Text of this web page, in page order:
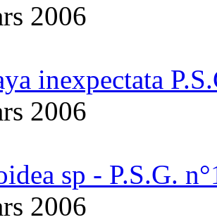
2006
inexpectata
2006
sp - P.S.G.
2006